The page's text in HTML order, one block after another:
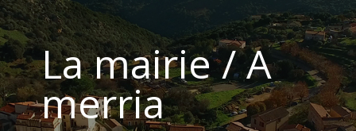
La mairie / A
merria